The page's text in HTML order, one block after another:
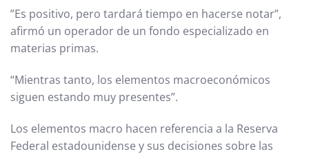
”Es positivo, pero tardará tiempo en hacerse notar”,
afirmó un operador de un fondo especializado en
materias primas.
“Mientras tanto, los elementos macroeconómicos
siguen estando muy presentes”.
Los elementos macro hacen referencia a la Reserva
Federal estadounidense y sus decisiones sobre las